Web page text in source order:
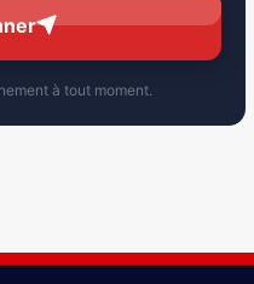
à tout moment.